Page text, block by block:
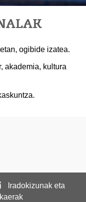
ogibide izatea.
akademia, kultura
Iradokizunak eta